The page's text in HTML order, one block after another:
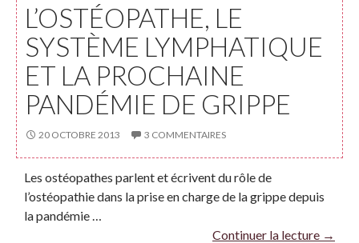
L’OSTÉOPATHE, LE
SYSTÈME LYMPHATIQUE
ET LA PROCHAINE
PANDÉMIE DE GRIPPE
20 OCTOBRE 2013 3 COMMENTAIRES
Les ostéopathes parlent et écrivent du rôle de
l’ostéopathie dans la prise en charge de la grippe depuis
la pandémie …
Continuer la lecture →